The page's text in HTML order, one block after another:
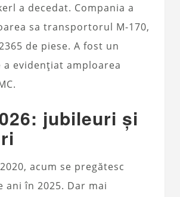
a decedat. Compania a
sa transportorul M-170,
de piese. A fost un
a evidențiat amploarea
jubileuri și
acum se pregătesc
ani în 2025. Dar mai